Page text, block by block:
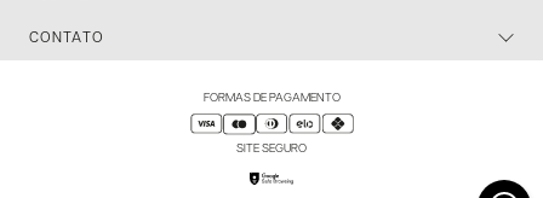
CONTATO
FORMAS DE PAGAMENTO
SITE SEGURO